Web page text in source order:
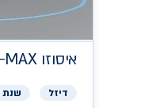
איסוזוMAX
דיזל שנת 2022